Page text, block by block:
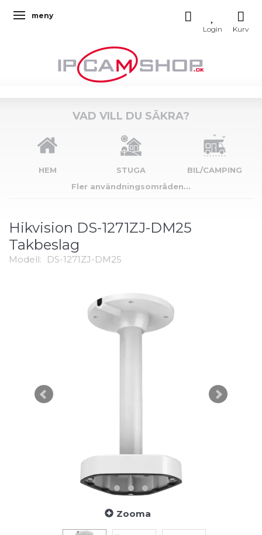
Ändra navigering
meny
VAD VILL DU SÄKRA?
HEM STUGA
BIL/CAMPING
Fler användningsområden...
Hikvision DS-1271ZJ-DM25
Takbeslag
Modell: DS-1271ZJ-DM25
Zooma